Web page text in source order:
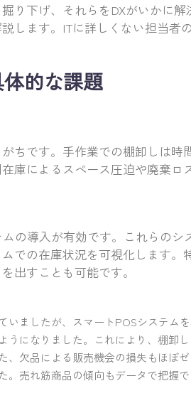
り下げ、それらをDXがいかに解
します。ITに詳しくない担当者
的な課題
ちです。手作業での棚卸しは時
庫によるスペース圧迫や廃棄ロ
の導入が有効です。これらのシ
での在庫状況を可視化します。
出すことも可能です。
ましたが、スマートPOSシステムを
うになりました。これにより、棚卸
、欠品による販売機会の損失もほぼ
売れ筋商品の傾向もデータで把握で